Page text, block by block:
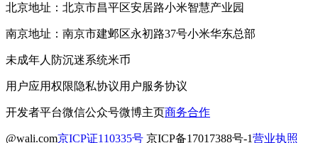
北京地址：北京市昌平区安居路小米智慧产业园
南京地址：南京市建邺区永初路37号小米华东总部
未成年人防沉迷系统米币
用户应用权限隐私协议用户服务协议
开发者平台微信公众号微博主页商务合作
@wali.com京ICP证110335号 京ICP备17017388号-1营业执照